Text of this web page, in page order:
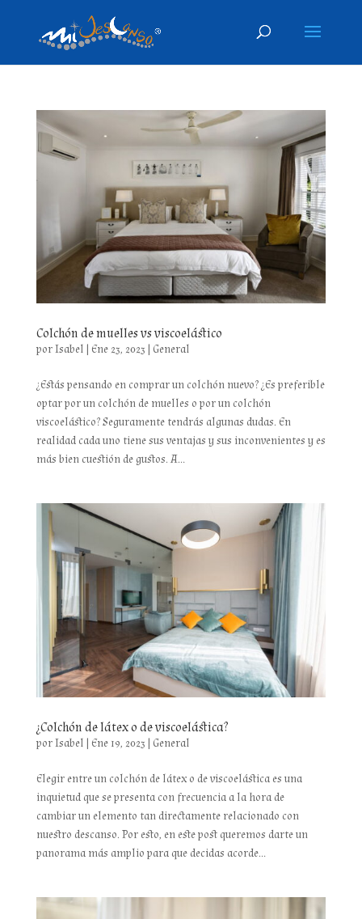
Colchón de muelles vs viscoelástico
porIsabel | Ene 23, 2023 | General
¿Estás pensando en comprar un colchón nuevo? ¿Es preferible
optar por un colchón de muelles o por un colchón
viscoelástico? Seguramente tendrás algunas dudas. En
realidad cada uno tiene sus ventajas y sus inconvenientes y es
más bien cuestión de gustos. A...
¿Colchón de látex o de viscoelástica?
porIsabel | Ene 19, 2023 | General
Elegir entre un colchón de látex o de viscoelástica es una
inquietud que se presenta con frecuencia a la hora de
cambiar un elemento tan directamente relacionado con
nuestro descanso. Por esto, en este post queremos darte un
panorama más amplio para que decidas acorde...